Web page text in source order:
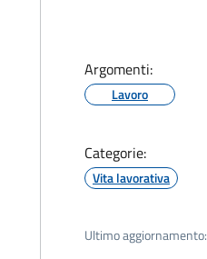
Argomenti:
Lavoro
Categorie:
Vita lavorativa
Ultimo aggiornamento: